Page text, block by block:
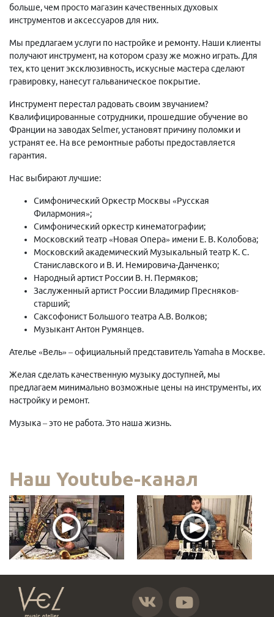
больше, чем просто магазин качественных духовых
инструментов и аксессуаров для них.
Мы предлагаем услуги по настройке и ремонту. Наши клиенты
получают инструмент, на котором сразу же можно играть. Для
тех, кто ценит эксклюзивность, искусные мастера сделают
гравировку, нанесут гальваническое покрытие.
Инструмент перестал радовать своим звучанием?
Квалифицированные сотрудники, прошедшие обучение во
Франции на заводах Selmer, установят причину поломки и
устранят ее. На все ремонтные работы предоставляется
гарантия.
Нас выбирают лучшие:
Симфонический Оркестр Москвы «Русская
Филармония»;
Симфонический оркестр кинематографии;
Московский театр «Новая Опера» имени Е. В. Колобова;
Московский академический Музыкальный театр К. С.
Станиславского и В. И. Немировича-Данченко;
Народный артист России В. Н. Пермяков;
Заслуженный артист России Владимир Пресняков-
старший;
Саксофонист Большого театра А.В. Волков;
Музыкант Антон Румянцев.
Ателье «Вель» – официальный представитель Yamaha в Москве.
Желая сделать качественную музыку доступней, мы
предлагаем минимально возможные цены на инструменты, их
настройку и ремонт.
Музыка – это не работа. Это наша жизнь.
Наш Youtube-канал